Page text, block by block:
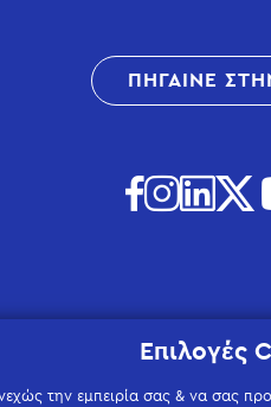
ΠΗΓΑΙΝΕ
Επιλογές
την εμπειρία σας & να σας